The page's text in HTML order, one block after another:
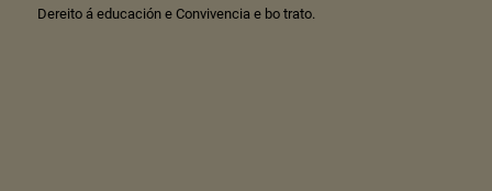
Dereito á educación e Convivencia e bo trato.